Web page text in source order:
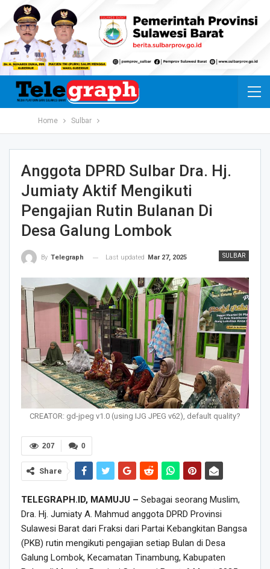
Home Sulbar
Anggota DPRD Sulbar Dra. Hj.
Jumiaty Aktif Mengikuti
Pengajian Rutin Bulanan Di
Desa Galung Lombok
SULBAR
By Telegraph Last updated Mar 27, 2025
CREATOR: gd-jpeg v1.0 (using IJG JPEG v62), default quality?
0
207
Share
TELEGRAPH.ID, MAMUJU – Sebagai seorang Muslim,
Dra. Hj. Jumiaty A. Mahmud anggota DPRD Provinsi
Sulawesi Barat dari Fraksi dari Partai Kebangkitan Bangsa
(PKB) rutin mengikuti pengajian setiap Bulan di Desa
Galung Lombok, Kecamatan Tinambung, Kabupaten